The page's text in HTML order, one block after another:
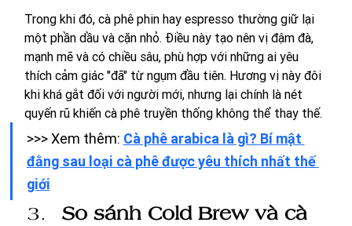
Trong khi đó, cà phê phin hay espresso thường giữ lại
một phần dầu và cặn nhỏ. Điều này tạo nên vị đậm đà,
mạnh mẽ và có chiều sâu, phù hợp với những ai yêu
thích cảm giác "đã" từ ngụm đầu tiên. Hương vị này đôi
khi khá gắt đối với người mới, nhưng lại chính là nét
quyến rũ khiến cà phê truyền thống không thể thay thế.
>>> Xem thêm: Cà phê arabica là gì? Bí mật
đằng sau loại cà phê được yêu thích nhất thế
giới
So sánh Cold Brew và cà